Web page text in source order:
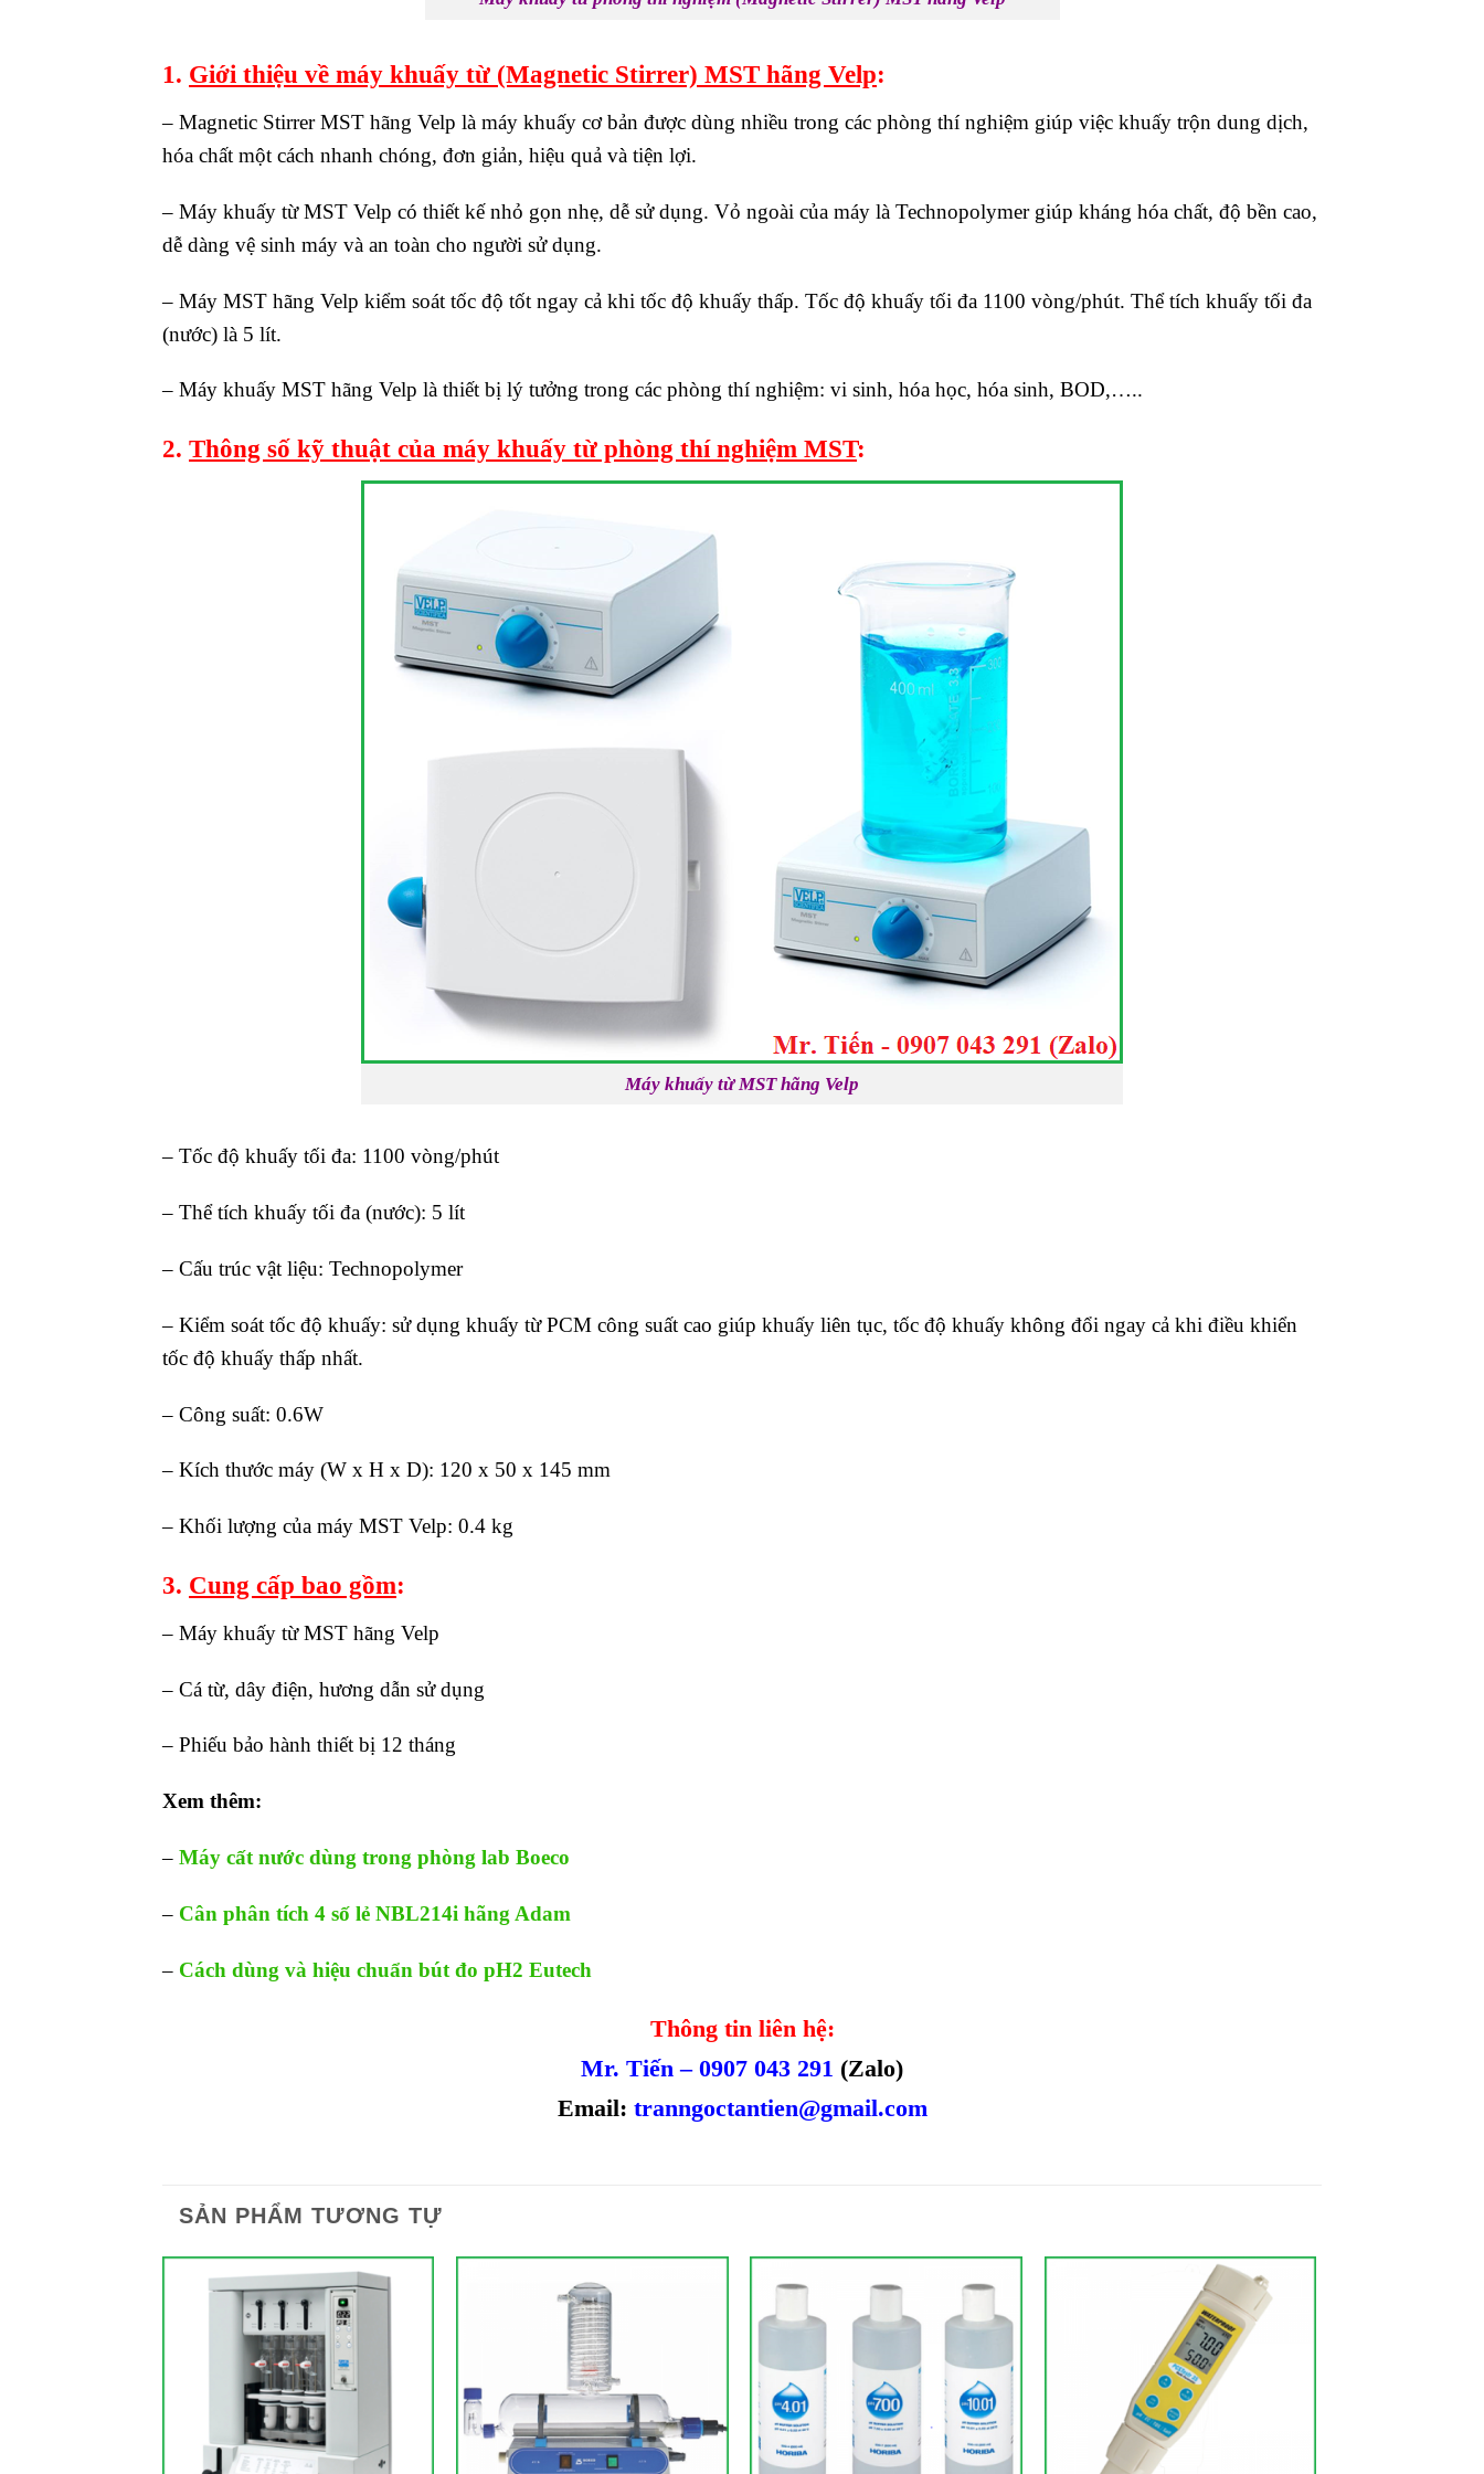
1. Giới thiệu về máy khuấy từ (Magnetic Stirrer) MST hãng Velp:
– Magnetic Stirrer MST hãng Velp là máy khuấy cơ bản được dùng nhiều trong các phòng thí nghiệm giúp việc khuấy trộn dung dịch,
hóa chất một cách nhanh chóng, đơn giản, hiệu quả và tiện lợi.
– Máy khuấy từ MST Velp có thiết kế nhỏ gọn nhẹ, dễ sử dụng. Vỏ ngoài của máy là Technopolymer giúp kháng hóa chất, độ bền cao,
dễ dàng vệ sinh máy và an toàn cho người sử dụng.
– Máy MST hãng Velp kiểm soát tốc độ tốt ngay cả khi tốc độ khuấy thấp. Tốc độ khuấy tối đa 1100 vòng/phút. Thể tích khuấy tối đa
(nước) là 5 lít.
– Máy khuấy MST hãng Velp là thiết bị lý tưởng trong các phòng thí nghiệm: vi sinh, hóa học, hóa sinh, BOD,…..
2. Thông số kỹ thuật của máy khuấy từ phòng thí nghiệm MST:
Máy khuấy từ MST hãng Velp
– Tốc độ khuấy tối đa: 1100 vòng/phút
– Thể tích khuấy tối đa (nước): 5 lít
– Cấu trúc vật liệu: Technopolymer
– Kiểm soát tốc độ khuấy: sử dụng khuấy từ PCM công suất cao giúp khuấy liên tục, tốc độ khuấy không đổi ngay cả khi điều khiển
tốc độ khuấy thấp nhất.
– Công suất: 0.6W
– Kích thước máy (W x H x D): 120 x 50 x 145 mm
– Khối lượng của máy MST Velp: 0.4 kg
3. Cung cấp bao gồm:
– Máy khuấy từ MST hãng Velp
– Cá từ, dây điện, hương dẫn sử dụng
– Phiếu bảo hành thiết bị 12 tháng
Xem thêm:
– Máy cất nước dùng trong phòng lab Boeco
– Cân phân tích 4 số lẻ NBL214i hãng Adam
– Cách dùng và hiệu chuẩn bút đo pH2 Eutech
Thông tin liên hệ:
Mr. Tiến – 0907 043 291 (Zalo)
Email: tranngoctantien@gmail.com
SẢN PHẨM TƯƠNG TỰ
Add to
Wishlist
Add to